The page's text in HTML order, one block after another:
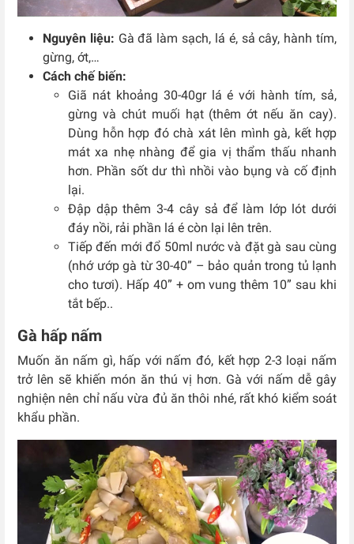
Nguyên liệu: Gà đã làm sạch, lá é, sả cây, hành tím,
gừng, ớt,…
Cách chế biến:
Giã nát khoảng 30-40gr lá é với hành tím, sả,
gừng và chút muối hạt (thêm ớt nếu ăn cay).
Dùng hỗn hợp đó chà xát lên mình gà, kết hợp
mát xa nhẹ nhàng để gia vị thẩm thấu nhanh
hơn. Phần sốt dư thì nhồi vào bụng và cố định
lại.
Đập dập thêm 3-4 cây sả để làm lớp lót dưới
đáy nồi, rải phần lá é còn lại lên trên.
Tiếp đến mới đổ 50ml nước và đặt gà sau cùng
(nhớ ướp gà từ 30-40” – bảo quản trong tủ lạnh
cho tươi). Hấp 40” + om vung thêm 10” sau khi
tắt bếp..
Gà hấp nấm
Muốn ăn nấm gì, hấp với nấm đó, kết hợp 2-3 loại nấm
trở lên sẽ khiến món ăn thú vị hơn. Gà với nấm dễ gây
nghiện nên chỉ nấu vừa đủ ăn thôi nhé, rất khó kiểm soát
khẩu phần.